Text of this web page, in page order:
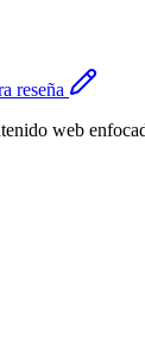
reseña
web